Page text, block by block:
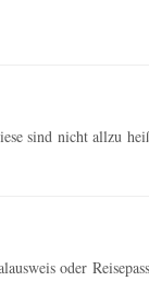
sind nicht allzu
oder